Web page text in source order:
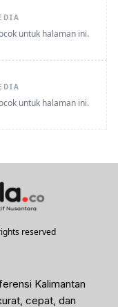
untuk halaman ini.
untuk halaman ini.
reserved
Kalimantan
cepat, dan